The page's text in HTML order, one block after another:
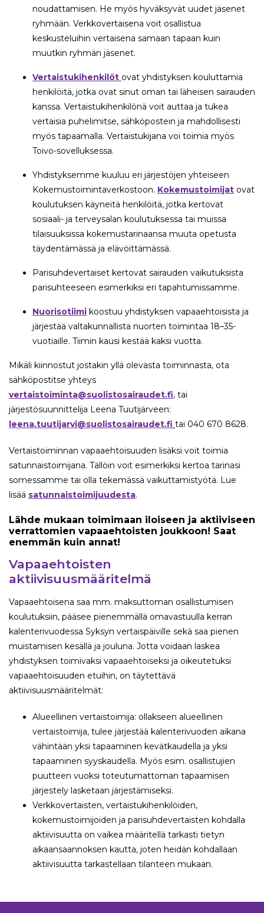
noudattamisen. He myös hyväksyvät uudet jäsenet
ryhmään. Verkkovertaisena voit osallistua
keskusteluihin vertaisena samaan tapaan kuin
muutkin ryhmän jäsenet.
Vertaistukihenkilöt ovat yhdistyksen kouluttamia
henkilöitä, jotka ovat sinut oman tai läheisen sairauden
kanssa. Vertaistukihenkilönä voit auttaa ja tukea
vertaisia puhelimitse, sähköpostein ja mahdollisesti
myös tapaamalla. Vertaistukijana voi toimia myös
Toivo-sovelluksessa.
Yhdistyksemme kuuluu eri järjestöjen yhteiseen
Kokemustoimintaverkostoon. Kokemustoimijat ovat
koulutuksen käyneitä henkilöitä, jotka kertovat
sosiaali- ja terveysalan koulutuksessa tai muissa
tilaisuuksissa kokemustarinaansa muuta opetusta
täydentämässä ja elävöittämässä.
Parisuhdevertaiset kertovat sairauden vaikutuksista
parisuhteeseen esimerkiksi eri tapahtumissamme.
Nuorisotiimi koostuu yhdistyksen vapaaehtoisista ja
järjestää valtakunnallista nuorten toimintaa 18–35-
vuotiaille. Tiimin kausi kestää kaksi vuotta.
Mikäli kiinnostut jostakin yllä olevasta toiminnasta, ota
sähköpostitse yhteys
vertaistoiminta@suolistosairaudet.fi, tai
järjestösuunnittelija Leena Tuutijärveen:
leena.tuutijarvi@suolistosairaudet.fi tai 040 670 8628.
Vertaistoiminnan vapaaehtoisuuden lisäksi voit toimia
satunnaistoimijana. Tällöin voit esimerkiksi kertoa tarinasi
somessamme tai olla tekemässä vaikuttamistyötä. Lue
lisää satunnaistoimijuudesta.
Lähde mukaan toimimaan iloiseen ja aktiiviseen
verrattomien vapaaehtoisten joukkoon! Saat
enemmän kuin annat!
Vapaaehtoisten
aktiivisuusmääritelmä
Vapaaehtoisena saa mm. maksuttoman osallistumisen
koulutuksiin, pääsee pienemmällä omavastuulla kerran
kalenterivuodessa Syksyn vertaispäiville sekä saa pienen
muistamisen kesällä ja jouluna. Jotta voidaan laskea
yhdistyksen toimivaksi vapaaehtoiseksi ja oikeutetuksi
vapaaehtoisuuden etuihin, on täytettävä
aktiivisuusmääritelmät:
Alueellinen vertaistoimija: ollakseen alueellinen
vertaistoimija, tulee järjestää kalenterivuoden aikana
vähintään yksi tapaaminen kevätkaudella ja yksi
tapaaminen syyskaudella. Myös esim. osallistujien
puutteen vuoksi toteutumattoman tapaamisen
järjestely lasketaan järjestämiseksi.
Verkkovertaisten, vertaistukihenkilöiden,
kokemustoimijoiden ja parisuhdevertaisten kohdalla
aktiivisuutta on vaikea määritellä tarkasti tietyn
aikaansaannoksen kautta, joten heidän kohdallaan
aktiivisuutta tarkastellaan tilanteen mukaan.